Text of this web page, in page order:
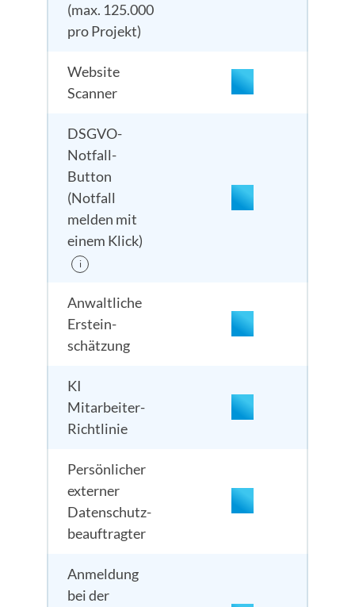
(max. 125.000
pro Projekt)
Website
Scanner
DSGVO-
Notfall-
Button
(Notfall
melden mit
einem Klick)
i
Anwaltliche
Erst­ein­
schätzung
KI
Mitarbeiter-
Richtlinie
Persön­licher
externer
Daten­schutz­
beauftragter
Anmeldung
bei der
enthalten
enthalten